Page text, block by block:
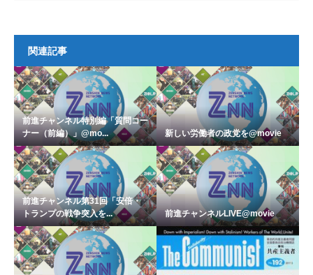
関連記事
前進チャンネル特別編「質問コー
ナー（前編）」@mo...
新しい労働者の政党を@movie
前進チャンネル第31回「安倍・
トランプの戦争突入を...
前進チャンネルLIVE@movie